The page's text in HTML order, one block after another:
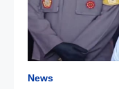
News